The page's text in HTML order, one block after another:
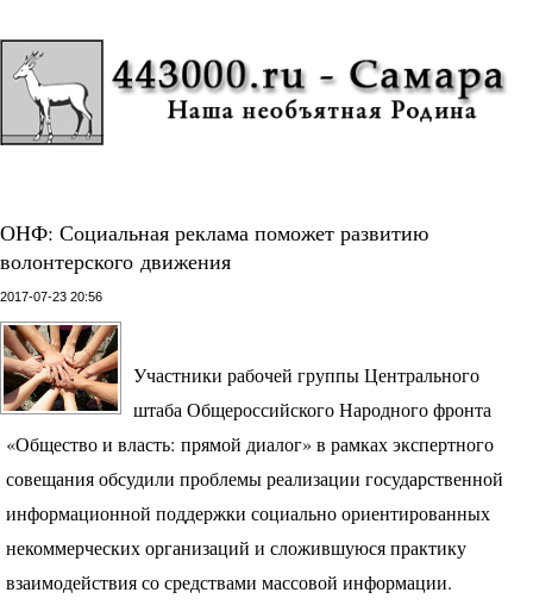
ОНФ: Социальная реклама поможет развитию
волонтерского движения
2017-07-23 20:56
Участники рабочей группы Центрального
штаба Общероссийского Народного фронта
«Общество и власть: прямой диалог» в рамках экспертного
совещания обсудили проблемы реализации государственной
информационной поддержки социально ориентированных
некоммерческих организаций и сложившуюся практику
взаимодействия со средствами массовой информации.